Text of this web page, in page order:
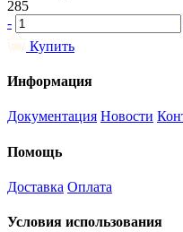
285
-
Купить
Информация
Документация Новости
Помощь
Доставка Оплата
Условия использования